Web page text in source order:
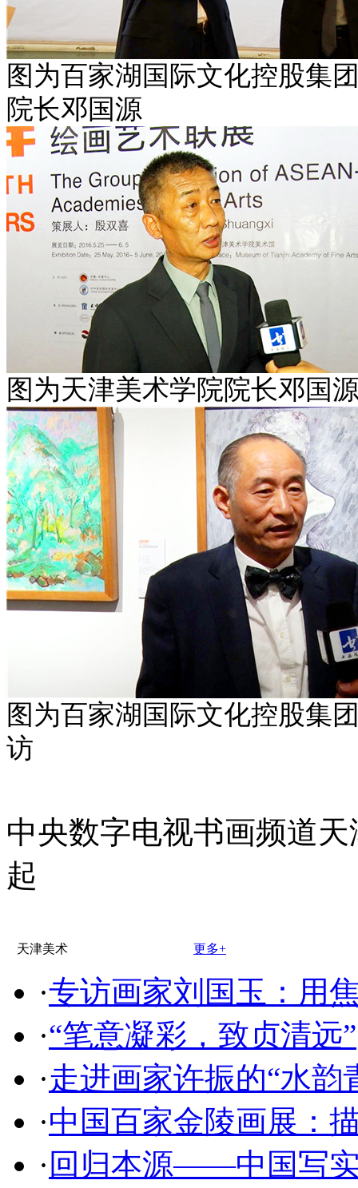
图为百家湖国际文化控股集
院长邓国源
图为天津美术学院院长邓国
图为百家湖国际文化控股集
访
中央数字电视书画频道
起
天津美术 更多+
·专访画家刘国玉：用
·“笔意凝彩，致贞清远”
·走进画家许振的“水韵
·中国百家金陵画展：
· 回归本源——中国写